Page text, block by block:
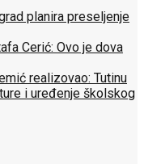
planira preseljenje
Cerić: Ovo je dova
realizovao: Tutinu
i uređenje školskog